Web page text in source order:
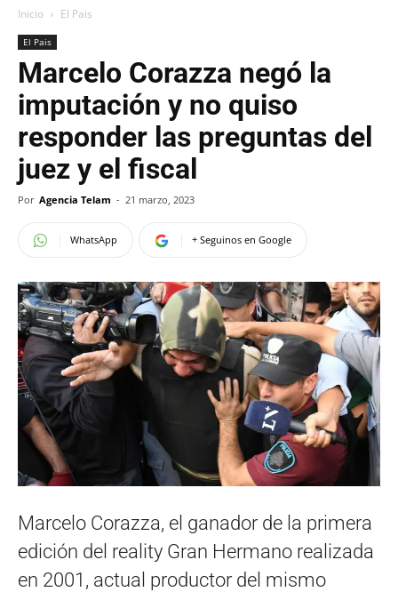
Inicio El Pais
El Pais
Marcelo Corazza negó la
imputación y no quiso
responder las preguntas del
juez y el fiscal
Por Agencia Telam - 21 marzo, 2023
WhatsApp + Seguinos en Google
Marcelo Corazza, el ganador de la primera
edición del reality Gran Hermano realizada
en 2001, actual productor del mismo